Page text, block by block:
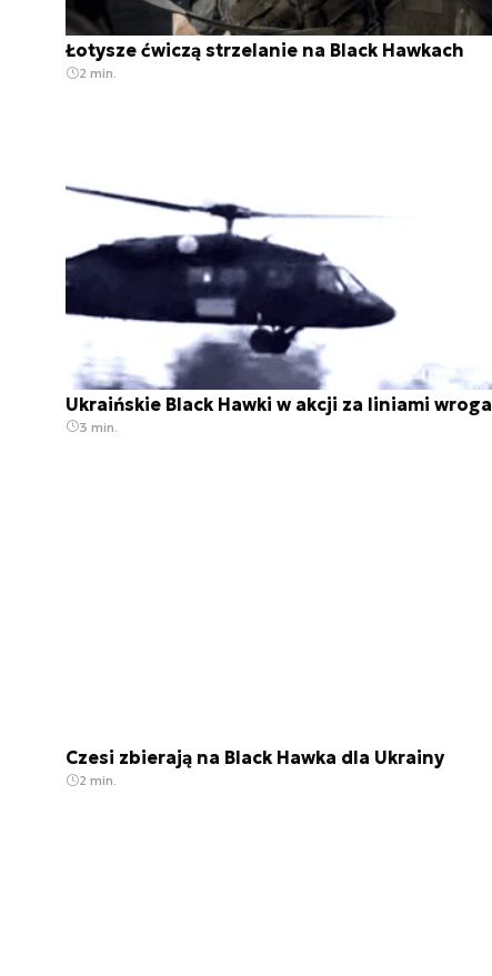
Łotysze ćwiczą strzelanie na Black Hawkach
2 min.
Ukraińskie Black Hawki w akcji za liniami wroga
3 min.
Czesi zbierają na Black Hawka dla Ukrainy
2 min.